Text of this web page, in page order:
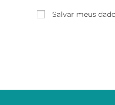
Salvar meus